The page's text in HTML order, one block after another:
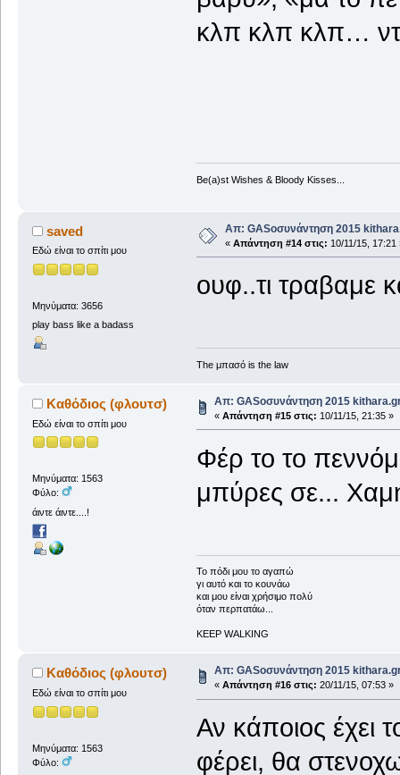
κλπ κλπ κλπ…
Be(a)st Wishes & Bloody Kisses...
saved
Εδώ είναι το σπίτι μου
Μηνύματα: 3656
play bass like a badass
Απ: GASοσυνάντηση 2015
« Απάντηση #14 στις: 10/11/15, 17:21
ουφ..τι τραβαμε
The μπασό is the law
Καθόδιος (φλουτσ)
Εδώ είναι το σπίτι μου
Μηνύματα: 1563
Φύλο:
άιντε άιντε....!
Απ: GASοσυνάντηση 2015
« Απάντηση #15 στις: 10/11/15, 21:35 »
Φέρ το το
μπύρες σε...
To πόδι μου το αγαπώ
γι αυτό και το κουνάω
και μου είναι χρήσιμο πολύ
όταν περπατάω...
KEEP WALKING
Καθόδιος (φλουτσ)
Εδώ είναι το σπίτι μου
Μηνύματα: 1563
Φύλο:
Απ: GASοσυνάντηση 2015
« Απάντηση #16 στις: 20/11/15, 07:53 »
Αν κάποιος έχει
φέρει, θα